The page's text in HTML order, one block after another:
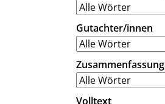
Gutachter/innen
Zusammenfassung
Volltext